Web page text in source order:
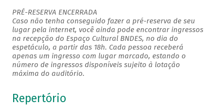
PRÉ-RESERVA ENCERRADA
Caso não tenha conseguido fazer a pré-reserva de seu
lugar pela internet, você ainda pode encontrar ingressos
na recepção do Espaço Cultural BNDES, no dia do
espetáculo, a partir das 18h. Cada pessoa receberá
apenas um ingresso com lugar marcado, estando o
número de ingressos disponíveis sujeito à lotação
máxima do auditório.
Repertório